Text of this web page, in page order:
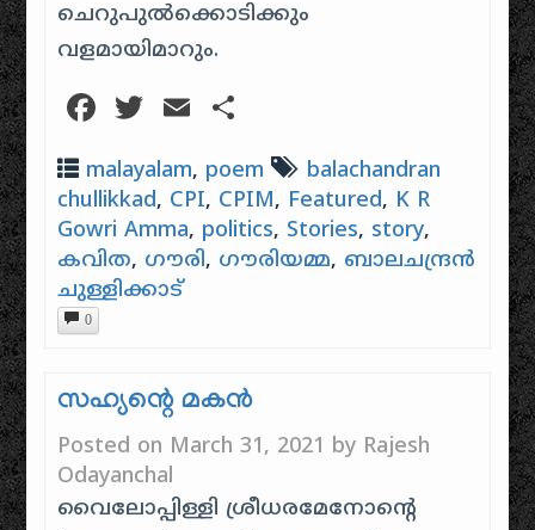
ചെറുപുല്‍ക്കൊടിക്കും
വളമായിമാറും.
Facebook
Twitter
Email
malayalam, poem
balachandran
chullikkad, CPI, CPIM, Featured, K R
Gowri Amma, politics, Stories, story,
കവിത, ഗൗരി, ഗൗരിയമ്മ, ബാലചന്ദ്രന്‍
ചുള്ളിക്കാട്
0
സഹ്യന്റെ മകൻ
Posted on March 31, 2021 by Rajesh
Odayanchal
വൈലോപ്പിള്ളി ശ്രീധരമേനോന്റെ